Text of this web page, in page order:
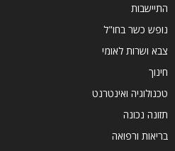
התיישבות
נופש כשר בחו"ל
צבא ושרות לאומי
חינוך
טכנולוגיה ואינטרנט
תזונה נכונה
בריאות ורפואה